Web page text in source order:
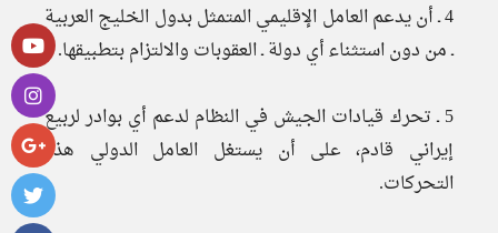
4 ـ أن يدعم العامل الإقليمي المتمثل بدول الخليج العربية
ـ من دون استثناء أي دولة ـ العقوبات والالتزام بتطبيقها.
5 ـ تحرك قيادات الجيش في النظام لدعم أي بوادر لربيع
إيراني قادم، على أن يستغل العامل الدولي هذه
التحركات.